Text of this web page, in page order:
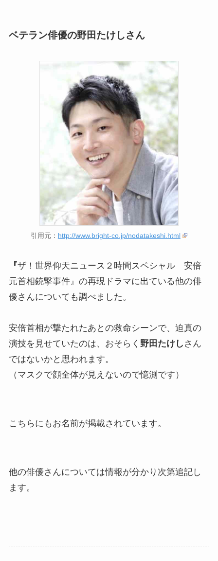
ベテラン俳優の野田たけしさん
引用元： http://www.bright-co.jp/nodatakeshi.html
『ザ！世界仰天ニュース２時間スペシャル 安倍
元首相銃撃事件』の再現ドラマに出ている他の俳
優さんについても調べました。
安倍首相が撃たれたあとの救命シーンで、迫真の
演技を見せていたのは、おそらく 野田たけし さん
ではないかと思われます。
（マスクで顔全体が見えないので憶測です）
こちらにもお名前が掲載されています。
他の俳優さんについては情報が分かり次第追記し
ます。